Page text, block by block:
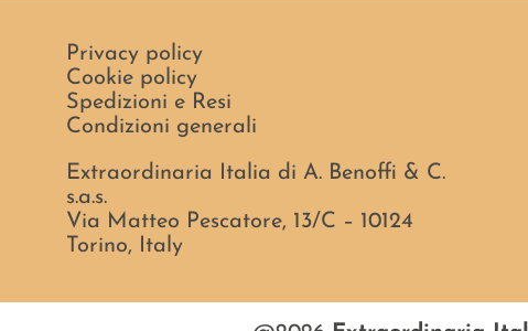
Privacy policy
Cookie policy
Spedizioni e Resi
Condizioni generali
Extraordinaria Italia di A. Benoffi & C.
s.a.s.
Via Matteo Pescatore, 13/C – 10124
Torino, Italy